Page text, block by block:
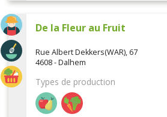
De la Fleur au Fruit
Rue Albert Dekkers(WAR), 67
4608 - Dalhem
Types de production